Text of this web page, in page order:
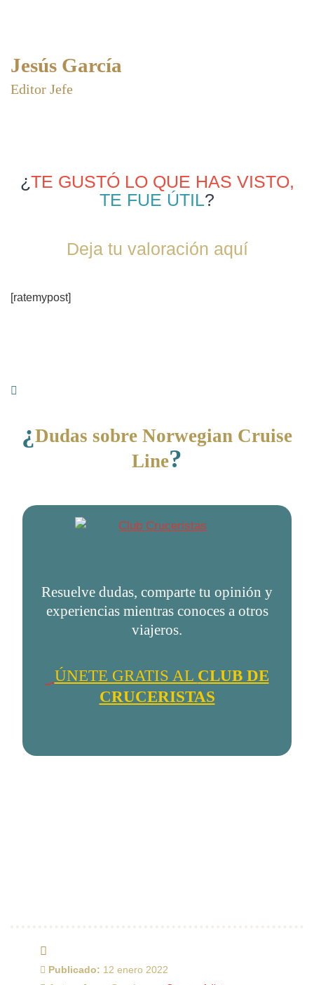
Jesús García
Editor Jefe
¿TE GUSTÓ LO QUE HAS VISTO,
TE FUE ÚTIL?
Deja tu valoración aquí
[ratemypost]
¿Dudas sobre Norwegian Cruise
Line?
Resuelve dudas, comparte tu opinión y
experiencias mientras conoces a otros
viajeros.
ÚNETE GRATIS AL CLUB DE
CRUCERISTAS
Publicado: 12 enero 2022